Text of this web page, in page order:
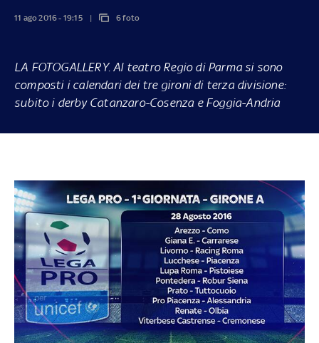
11 ago 2016 - 19:15 6 foto
LA FOTOGALLERY. Al teatro Regio di Parma si sono
composti i calendari dei tre gironi di terza divisione:
subito i derby Catanzaro-Cosenza e Foggia-Andria